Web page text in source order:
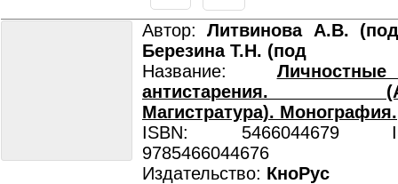
Автор:Литвинова А.В.
Березина Т.Н. (под
Название:
антистарения.
Магистратура). Монография.
ISBN: 5466044679
9785466044676
Издательство: КноРус